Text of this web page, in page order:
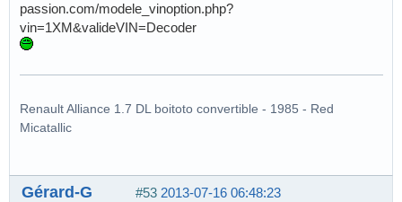
passion.com/modele_vinoption.php?
vin=1XM&valideVIN=Decoder
Renault Alliance 1.7 DL boitoto convertible - 1985 - Red
Micatallic
#53 2013-07-16 06:48:23
Gérard-G